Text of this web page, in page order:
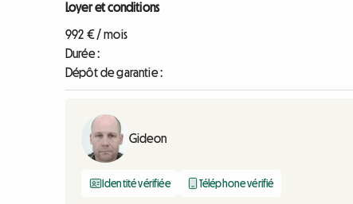
Loyer et conditions
992 € / mois
Durée :
Dépôt de garantie :
Gideon
Identité vérifiée Téléphone vérifié